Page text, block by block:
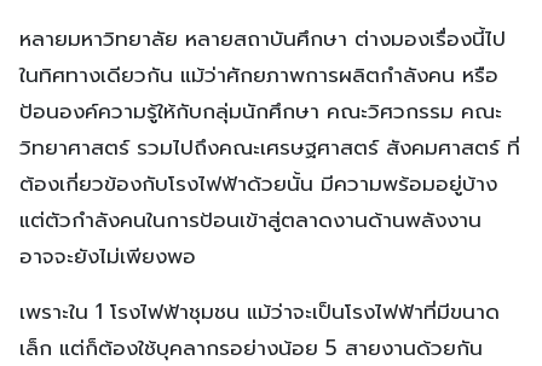
หลายมหาวิทยาลัย หลายสถาบันศึกษา ต่างมองเรื่องนี้ไป
ในทิศทางเดียวกัน แม้ว่าศักยภาพการผลิตกำลังคน หรือ
ป้อนองค์ความรู้ให้กับกลุ่มนักศึกษา คณะวิศวกรรม คณะ
วิทยาศาสตร์ รวมไปถึงคณะเศรษฐศาสตร์ สังคมศาสตร์ ที่
ต้องเกี่ยวข้องกับโรงไฟฟ้าด้วยนั้น มีความพร้อมอยู่บ้าง
แต่ตัวกำลังคนในการป้อนเข้าสู่ตลาดงานด้านพลังงาน
อาจจะยังไม่เพียงพอ
เพราะใน 1 โรงไฟฟ้าชุมชน แม้ว่าจะเป็นโรงไฟฟ้าที่มีขนาด
เล็ก แต่ก็ต้องใช้บุคลากรอย่างน้อย 5 สายงานด้วยกัน